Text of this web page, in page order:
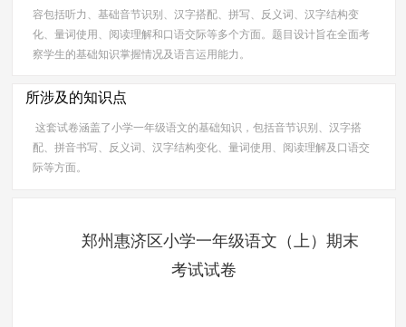
容包括听力、基础音节识别、汉字搭配、拼写、反义词、汉字结构变
化、量词使用、阅读理解和口语交际等多个方面。题目设计旨在全面考
察学生的基础知识掌握情况及语言运用能力。
所涉及的知识点
这套试卷涵盖了小学一年级语文的基础知识，包括音节识别、汉字搭
配、拼音书写、反义词、汉字结构变化、量词使用、阅读理解及口语交
际等方面。
郑州惠济区小学一年级语文（上）期末
考试试卷